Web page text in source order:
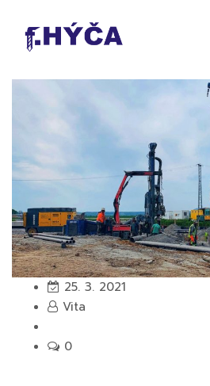
25. 3. 2021
Vita
0